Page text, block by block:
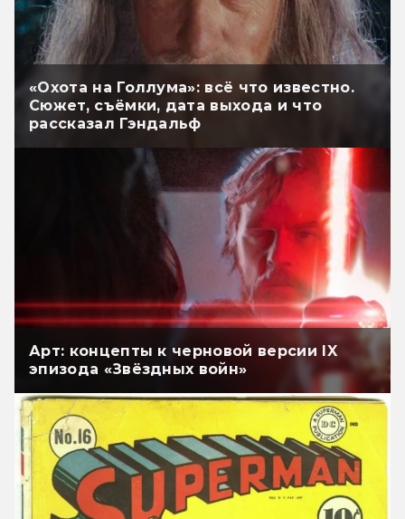
«Охота на Голлума»: всё что известно.
Сюжет, съёмки, дата выхода и что
рассказал Гэндальф
Арт: концепты к черновой версии IX
эпизода «Звёздных войн»